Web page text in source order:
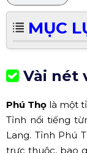
MỤC
Vài nét
Phú Thọ là một
Tỉnh nổi tiếng
Lang. Tỉnh Phú
trực thuộc, bao